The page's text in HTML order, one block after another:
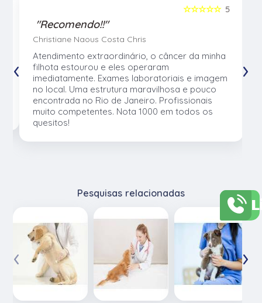
5
☆☆☆☆☆
"Recomendo!!"
Christiane Naous Costa Chris
Atendimento extraordinário, o câncer da minha
filhota estourou e eles operaram
imediatamente. Exames laboratoriais e imagem
no local. Uma estrutura maravilhosa e pouco
encontrada no Rio de Janeiro. Profissionais
muito competentes. Nota 1000 em todos os
quesitos!
‹ ›
Pesquisas relacionadas
‹ ›